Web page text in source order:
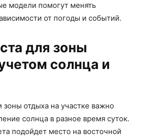
модели помогут менять
от погоды и событий.
для зоны
солнца и
отдыха на участке важно
солнца в разное время суток.
подойдет место на восточной